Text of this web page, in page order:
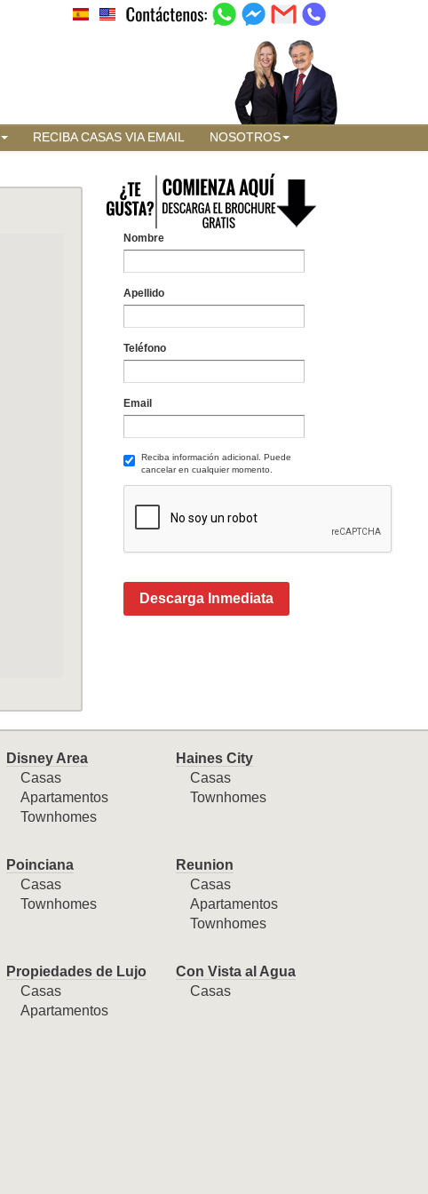
RECIBA CASAS VIA EMAIL NOSOTROS
Nombre
Apellido
Teléfono
Email
Reciba información adicional. Puede
cancelar en cualquier momento.
Descarga Inmediata
Disney Area
Casas
Apartamentos
Townhomes
Haines City
Casas
Townhomes
Poinciana
Casas
Townhomes
Reunion
Casas
Apartamentos
Townhomes
Propiedades de Lujo
Casas
Apartamentos
Con Vista al Agua
Casas